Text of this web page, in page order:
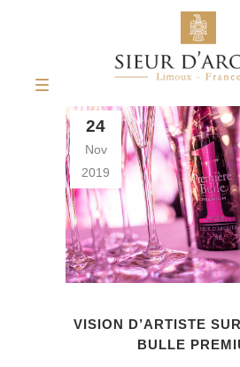
24
Nov
2019
VISION D’ARTISTE
BULLE